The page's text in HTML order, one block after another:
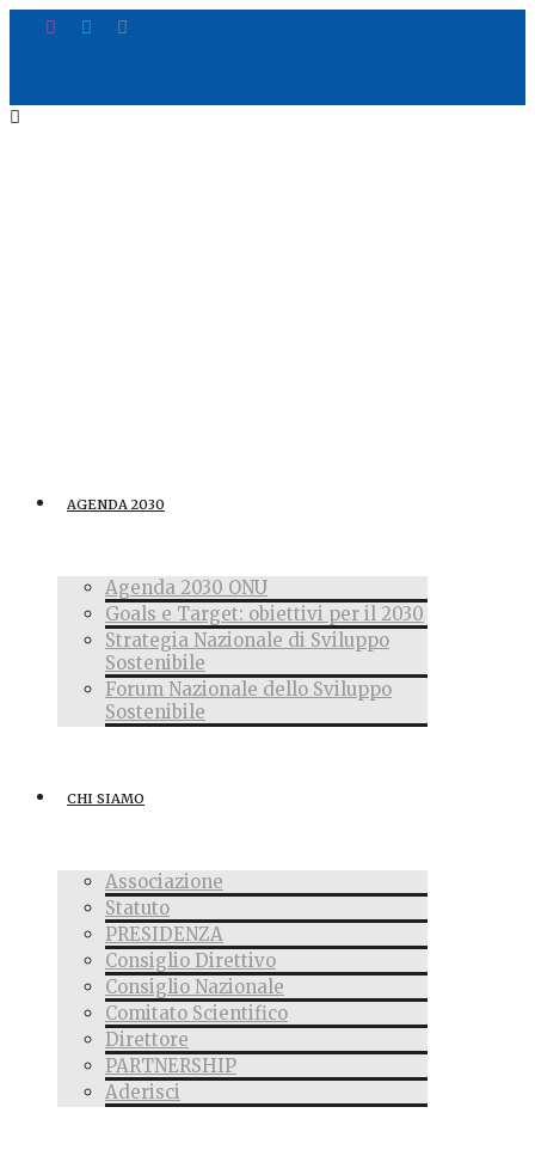
AGENDA 2030
Agenda 2030 ONU
Goals e Target: obiettivi per il 2030
Strategia Nazionale di Sviluppo
Sostenibile
Forum Nazionale dello Sviluppo
Sostenibile
CHI SIAMO
Associazione
Statuto
PRESIDENZA
Consiglio Direttivo
Consiglio Nazionale
Comitato Scientifico
Direttore
PARTNERSHIP
Aderisci